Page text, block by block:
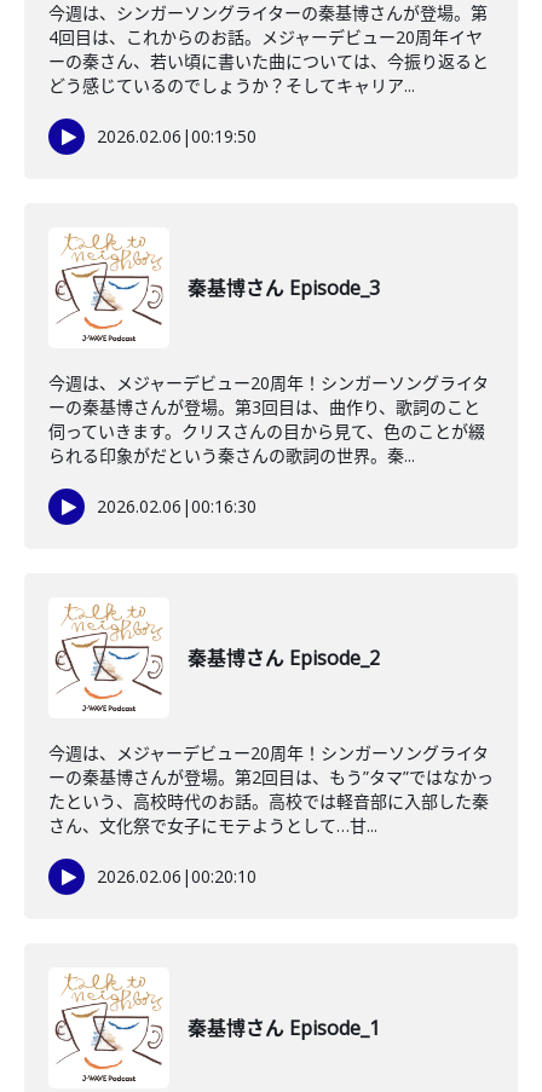
今週は、シンガーソングライターの秦基博さんが登場。第
4回目は、これからのお話。メジャーデビュー20周年イヤ
ーの秦さん、若い頃に書いた曲については、今振り返ると
どう感じているのでしょうか？そしてキャリア...
2026.02.06 |00:19:50
秦基博さん Episode_3
今週は、メジャーデビュー20周年！シンガーソングライタ
ーの秦基博さんが登場。第3回目は、曲作り、歌詞のこと
伺っていきます。クリスさんの目から見て、色のことが綴
られる印象がだという秦さんの歌詞の世界。秦...
2026.02.06 |00:16:30
秦基博さん Episode_2
今週は、メジャーデビュー20周年！シンガーソングライタ
ーの秦基博さんが登場。第2回目は、もう”タマ”ではなかっ
たという、高校時代のお話。高校では軽音部に入部した秦
さん、文化祭で女子にモテようとして…甘...
2026.02.06 |00:20:10
秦基博さん Episode_1